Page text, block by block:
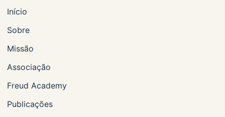
Início
Sobre
Missão
Associação
Freud Academy
Publicações